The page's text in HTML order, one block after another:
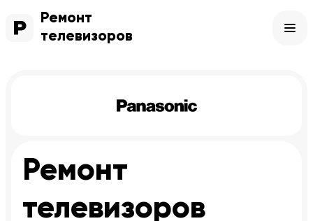
Ремонт
телевизоров
Ремонт
телевизоров